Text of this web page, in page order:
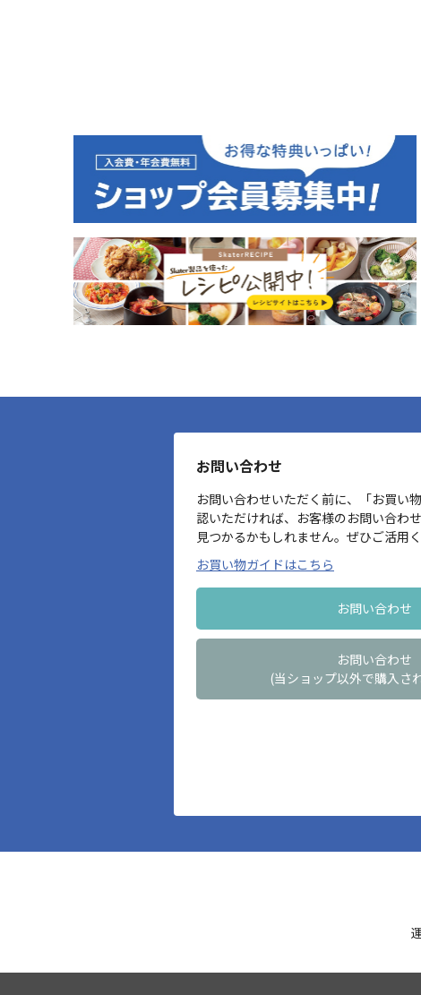
お問い合わせ
お問い合わせいただく前に、「お買い
認いただければ、お客様のお問い合わ
見つかるかもしれません。ぜひご活用く
お買い物ガイドはこちら
お問い合わせ
お問い合わせ
(当ショップ以外で購入さ